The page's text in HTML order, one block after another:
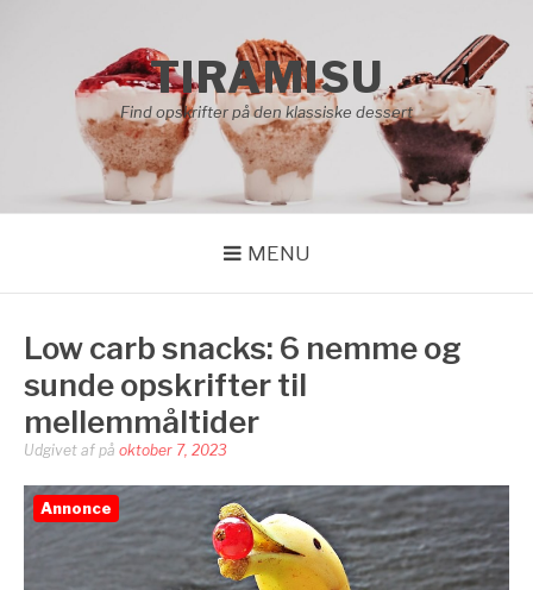
TIRAMISU
Find opskrifter på den klassiske dessert
MENU
Low carb snacks: 6 nemme og
sunde opskrifter til
mellemmåltider
Udgivet af på oktober 7, 2023
Annonce